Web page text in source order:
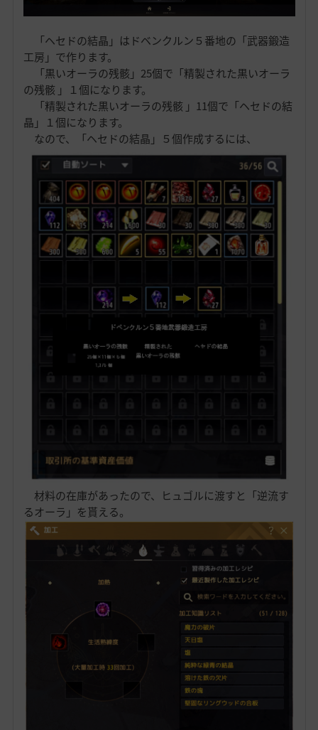
「ヘセドの結晶」はドベンクルン５番地の「武器鍛造
工房」で作ります。
「黒いオーラの残骸」25個で「精製された黒いオーラ
の残骸 」１個になります。
「精製された黒いオーラの残骸 」11個で「ヘセドの結
晶」１個になります。
なので、「ヘセドの結晶」５個作成するには、
材料の在庫があったので、ヒュゴルに渡すと「逆流す
るオーラ」を貰える。